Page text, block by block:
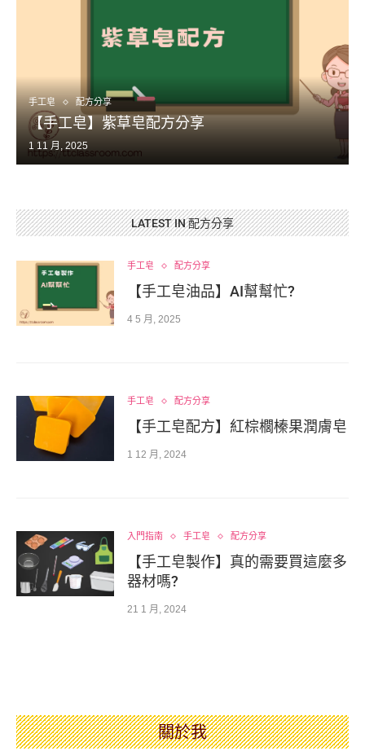
手工皂 配方分享
【手工皂】紫草皂配方分享
1 11 月, 2025
LATEST IN 配方分享
手工皂 配方分享
【手工皂油品】AI幫幫忙?
4 5 月, 2025
手工皂 配方分享
【手工皂配方】紅棕櫚榛果潤膚皂
1 12 月, 2024
入門指南 手工皂 配方分享
【手工皂製作】真的需要買這麼多
器材嗎?
21 1 月, 2024
關於我